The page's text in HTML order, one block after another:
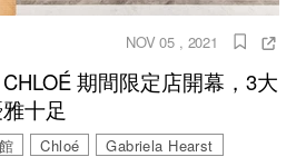
NOV 05 , 2021
期間限定店開幕，3大
十足
Chloé Gabriela Hearst